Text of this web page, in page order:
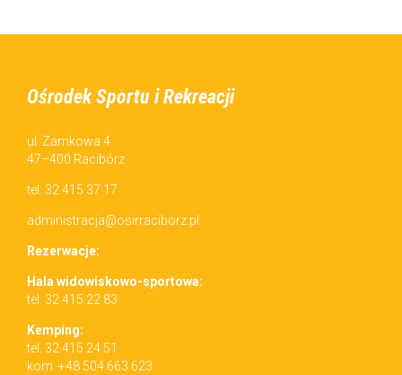
Ośrodek Sportu i Rekreacji
ul. Zamkowa 4
47–400 Racibórz
tel. 32 415 37 17
administracja@osirraciborz.pl
Rez­erwac­je:
Hala wid­owiskowo-sportowa:
tel. 32 415 22 83
Kemp­ing:
tel. 32 415 24 51
kom. +48 504 663 623